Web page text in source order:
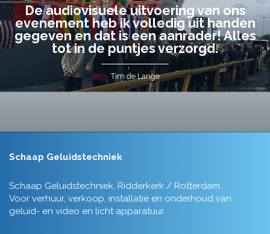
De audiovisuele uitvoering van ons
evenement heb ik volledig uit handen
gegeven en dat is een aanrader! Alles
tot in de puntjes verzorgd.
Tim de Lange
Schaap Geluidstechniek
Schaap Geluidstechniek, Ridderkerk / Rotterdam.
Voor verhuur, verkoop, installatie en onderhoud van
geluid- en video en licht apparatuur.